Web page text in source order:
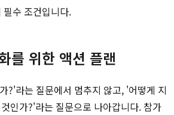
수 조건입니다.
를 위한 액션 플랜
?'라는 질문에서 멈추지 않고, '어떻게 지
인가?'라는 질문으로 나아갑니다. 참가